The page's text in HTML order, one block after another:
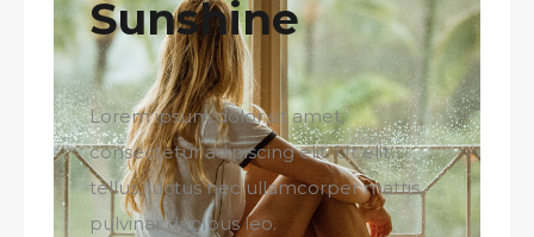
Sunshine
Lorem ipsum dolor sit amet,
consectetur adipiscing elit. Ut elit
tellus, luctus nec ullamcorper mattis,
pulvinar dapibus leo.